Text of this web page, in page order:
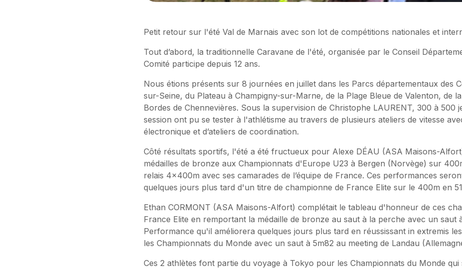
Petit retour sur l'été Val de Marnais avec son lot de compétitions nationales et
Tout d’abord, la traditionnelle Caravane de l'été, organisée par le Conseil
Comité participe depuis 12 ans.
Nous étions présents sur 8 journées en juillet dans les Parcs départementaux des
sur-Seine, du Plateau à Champigny-sur-Marne, de la Plage Bleue de Valenton, de
Bordes de Chennevières. Sous la supervision de Christophe LAURENT, 300 à 500
session ont pu se tester à l'athlétisme au travers de plusieurs ateliers de vitesse
électronique et d’ateliers de coordination.
Côté résultats sportifs, l'été a été fructueux pour Alexe DÉAU (ASA Maisons-
médailles de bronze aux Championnats d'Europe U23 à Bergen (Norvège) sur
relais 4x400m avec ses camarades de l’équipe de France. Ces performances
quelques jours plus tard d'un titre de championne de France Elite sur le 400m en
Ethan CORMONT (ASA Maisons-Alfort) complétait le tableau d'honneur de ces
France Elite en remportant la médaille de bronze au saut à la perche avec un saut
Performance qu'il améliorera quelques jours plus tard en réussissant in extremis
les Championnats du Monde avec un saut à 5m82 au meeting de Landau
Ces 2 athlètes font partie du voyage à Tokyo pour les Championnats du Monde qui